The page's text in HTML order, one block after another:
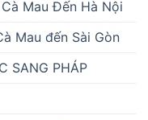
Mau Đến Hà Nội
Mau đến Sài Gòn
SANG PHÁP